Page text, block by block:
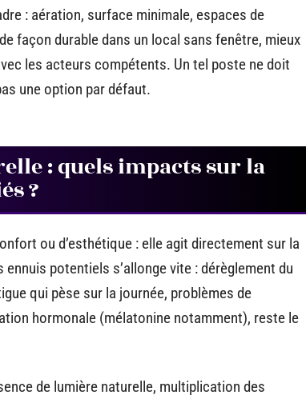
: aération, surface minimale, espaces de
façon durable dans un local sans fenêtre, mieux
les acteurs compétents. Un tel poste ne doit
une option par défaut.
: quels impacts sur la
?
ou d’esthétique : elle agit directement sur la
potentiels s’allonge vite : dérèglement du
qui pèse sur la journée, problèmes de
hormonale (mélatonine notamment), reste le
de lumière naturelle, multiplication des